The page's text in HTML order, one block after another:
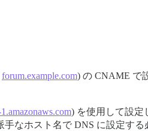
forum.example.com) の CNAME で
) を使用して設定
なホスト名で DNS に設定する